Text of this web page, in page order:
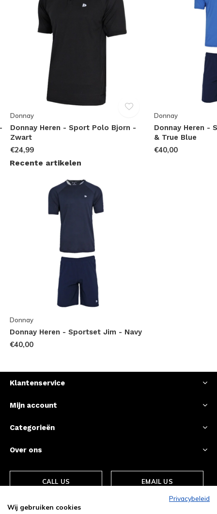
Donnay
Donnay Heren - Sport Polo Bjorn -
Zwart
€24,99
Donnay
Donnay Heren -
& True Blue
€40,00
Recente artikelen
Donnay
Donnay Heren - Sportset Jim - Navy
€40,00
Klantenservice
Mijn account
Categorieën
Over ons
CALL US EMAIL US
Privacybeleid
Wij gebruiken cookies